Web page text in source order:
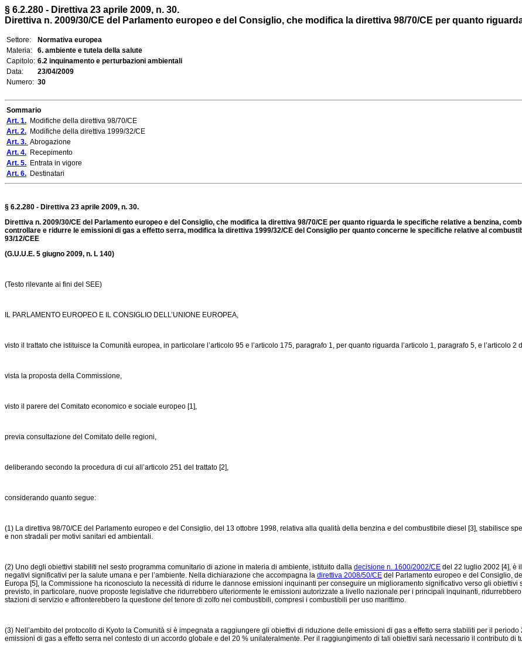
§ 6.2.280 - Direttiva 23 aprile 2009, n. 30.
Direttiva n. 2009/30/CE del Parlamento europeo e del Consiglio, che modifica la direttiva 98/70/CE per quanto
Settore:
Normativa europea
Materia:
6. ambiente e tutela della salute
Capitolo: 6.2 inquinamento e perturbazioni ambientali
Data:
23/04/2009
Numero: 30
Sommario
Art. 1. Modifiche della direttiva 98/70/CE
Art. 2. Modifiche della direttiva 1999/32/CE
Art. 3. Abrogazione
Art. 4. Recepimento
Art. 5. Entrata in vigore
Art. 6. Destinatari
§ 6.2.280 - Direttiva 23 aprile 2009, n. 30.
Direttiva n. 2009/30/CE del Parlamento europeo e del Consiglio, che modifica la direttiva 98/70/CE per quanto riguarda le specifiche relative a benzina,
controllare e ridurre le emissioni di gas a effetto serra, modifica la direttiva 1999/32/CE del Consiglio per quanto concerne le specifiche relative al
93/12/CEE
(G.U.U.E. 5 giugno 2009, n. L 140)
(Testo rilevante ai fini del SEE)
IL PARLAMENTO EUROPEO E IL CONSIGLIO DELL’UNIONE EUROPEA,
visto il trattato che istituisce la Comunità europea, in particolare l’articolo 95 e l’articolo 175, paragrafo 1, per quanto riguarda l’articolo 1, paragrafo 5, e l’articolo 2
vista la proposta della Commissione,
visto il parere del Comitato economico e sociale europeo [1],
previa consultazione del Comitato delle regioni,
deliberando secondo la procedura di cui all’articolo 251 del trattato [2],
considerando quanto segue:
(1) La direttiva 98/70/CE del Parlamento europeo e del Consiglio, del 13 ottobre 1998, relativa alla qualità della benzina e del combustibile diesel [3], stabilisce
e non stradali per motivi sanitari ed ambientali.
(2) Uno degli obiettivi stabiliti nel sesto programma comunitario di azione in materia di ambiente, istituito dalla decisione n. 1600/2002/CE del 22 luglio 2002 [4], è
negativi significativi per la salute umana e per l’ambiente. Nella dichiarazione che accompagna la direttiva 2008/50/CE del Parlamento europeo e del Consiglio,
Europa [5], la Commissione ha riconosciuto la necessità di ridurre le dannose emissioni inquinanti per conseguire un miglioramento significativo verso gli
previsto, in particolare, nuove proposte legislative che ridurrebbero ulteriormente le emissioni autorizzate a livello nazionale per i principali inquinanti,
stazioni di servizio e affronterebbero la questione del tenore di zolfo nei combustibili, compresi i combustibili per uso marittimo.
(3) Nell’ambito del protocollo di Kyoto la Comunità si è impegnata a raggiungere gli obiettivi di riduzione delle emissioni di gas a effetto serra stabiliti per il
emissioni di gas a effetto serra nel contesto di un accordo globale e del 20 % unilateralmente. Per il raggiungimento di tali obiettivi sarà necessario il contributo di